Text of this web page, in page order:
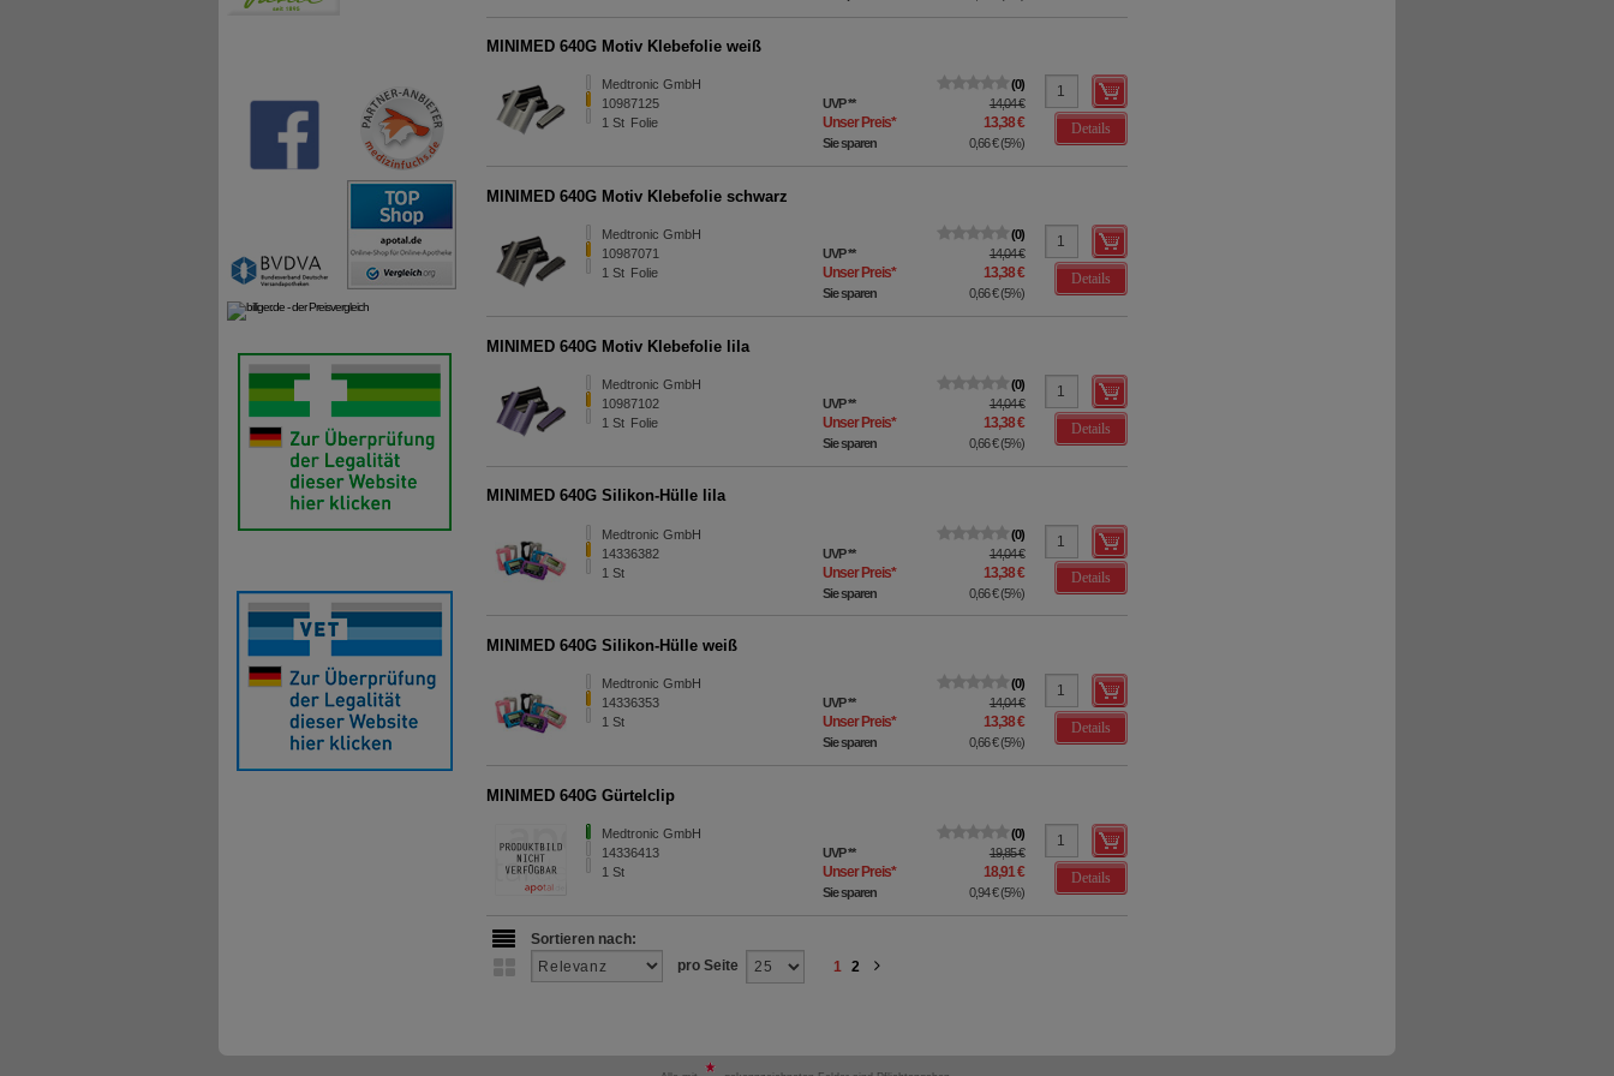
MINIMED 640G Motiv Klebefolie weiß
Medtronic GmbH
10987125
1St Folie
0
UVP** 14,04 €
Unser Preis* 13,38 €
Sie sparen 0,66 €(5%)
Details
MINIMED 640G Motiv Klebefolie schwarz
Medtronic GmbH
10987071
1St Folie
0
UVP** 14,04 €
Unser Preis* 13,38 €
Sie sparen 0,66 €(5%)
Details
MINIMED 640G Motiv Klebefolie lila
Medtronic GmbH
10987102
1St Folie
0
UVP** 14,04 €
Unser Preis* 13,38 €
Sie sparen 0,66 €(5%)
Details
MINIMED 640G Silikon-Hülle lila
Medtronic GmbH
14336382
1St
0
UVP** 14,04 €
Unser Preis* 13,38 €
Sie sparen 0,66 €(5%)
Details
MINIMED 640G Silikon-Hülle weiß
Medtronic GmbH
14336353
1St
0
UVP** 14,04 €
Unser Preis* 13,38 €
Sie sparen 0,66 €(5%)
Details
MINIMED 640G Gürtelclip
Medtronic GmbH
14336413
1St
0
UVP** 19,85 €
Unser Preis* 18,91 €
Sie sparen 0,94 €(5%)
Details
Sortieren nach:
pro Seite
1 2